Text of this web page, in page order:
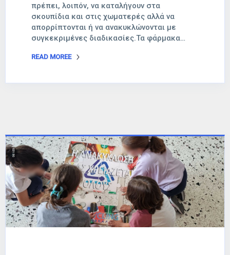
πρέπει, λοιπόν, να καταλήγουν στα
σκουπίδια και στις χωματερές αλλά να
απορρίπτονται ή να ανακυκλώνονται με
συγκεκριμένες διαδικασίες.Τα φάρμακα…
READ MOREE